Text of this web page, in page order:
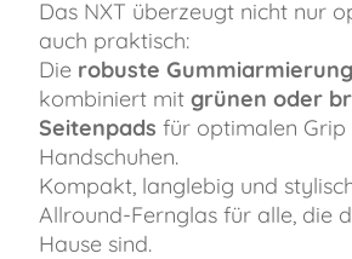
Das NXT überzeugt nicht nur
auch praktisch:
Die robuste
kombiniert mit grünen oder
Seitenpads für optimalen Grip
Handschuhen.
Kompakt, langlebig und
Allround-Fernglas für alle, die
Hause sind.